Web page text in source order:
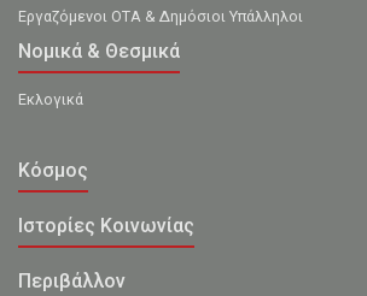
Εργαζόμενοι ΟΤΑ & Δημόσιοι Υπάλληλοι
Νομικά & Θεσμικά
Εκλογικά
Κόσμος
Ιστορίες Κοινωνίας
Περιβάλλον